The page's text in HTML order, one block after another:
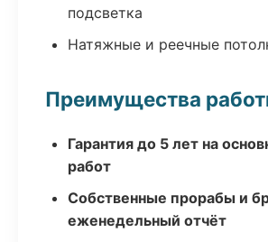
подсветка
Натяжные и реечные
Преимущества
Гарантия до 5 лет на
работ
Собственные прорабы и
еженедельный отчёт